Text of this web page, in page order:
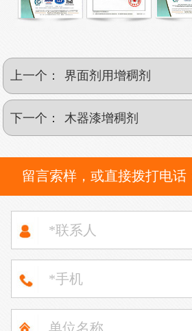
上一个： 界面剂用增稠剂
下一个： 木器漆增稠剂
留言索样，或直接拨打电话